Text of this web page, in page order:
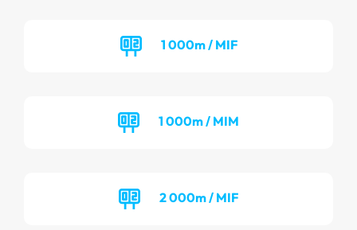
1 000m / MIF
1 000m / MIM
2 000m / MIF